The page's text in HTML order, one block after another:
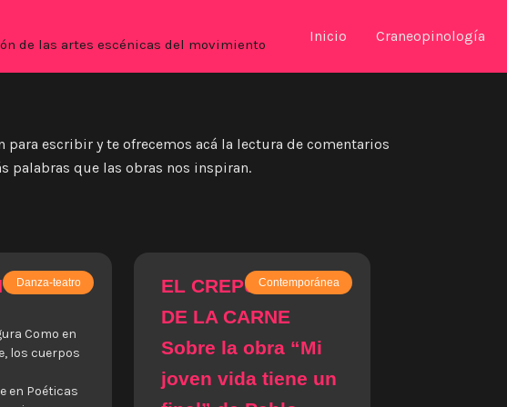
de las artes escénicas del movimiento Inicio Craneopinología
para escribir y te ofrecemos acá la lectura de comentarios
palabras que las obras nos inspiran.
Danza-teatro
Como en
los cuerpos
en Poéticas
Contemporánea
EL CREPÚSCULO
DE LA CARNE
Sobre la obra “Mi
joven vida tiene un